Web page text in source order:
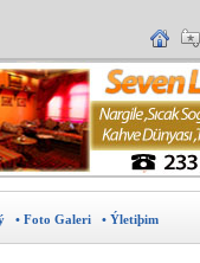
• Foto Galeri • Ýletiþim